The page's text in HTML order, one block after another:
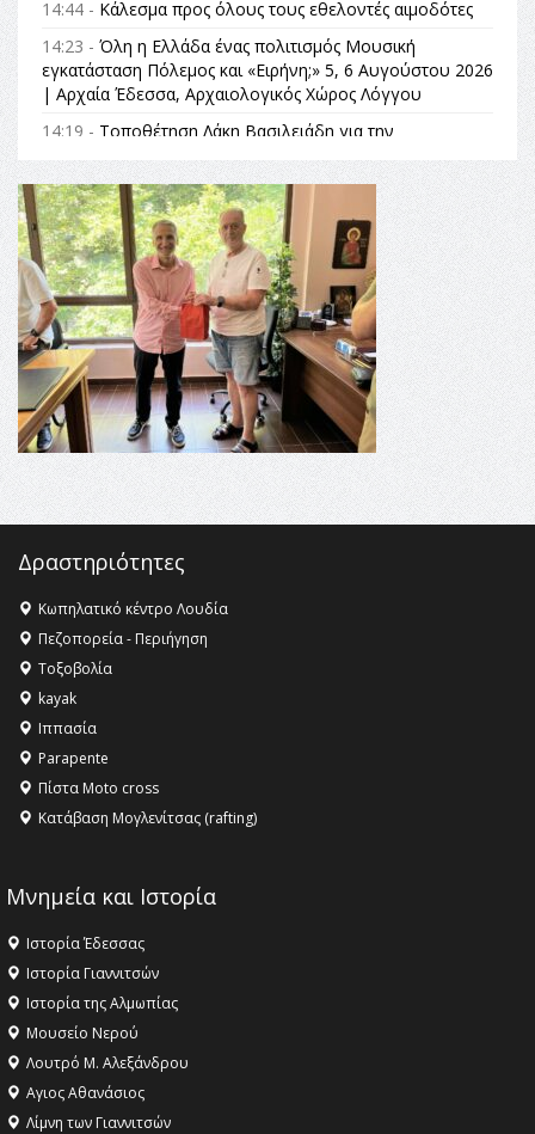
14:44 - Κάλεσμα προς όλους τους εθελοντές αιμοδότες
14:23 - Όλη η Ελλάδα ένας πολιτισμός Μουσική
εγκατάσταση Πόλεμος και «Ειρήνη;» 5, 6 Αυγούστου 2026
| Αρχαία Έδεσσα, Αρχαιολογικός Χώρος Λόγγου
14:19 - Τοποθέτηση Λάκη Βασιλειάδη για την
Αναθεώρηση του Συντάγματος: «Σε τέτοιες κορυφαίες
θεσμικές διαδικασίες υπάρχει μόνο η ευθύνη απέναντι
στις επόμενες γενιές»
16:35 -Το πρόγραμμα του ΠΑΟΚ στον δεύτερο γύρο του
Champions League!
16:27 -Όλυμπος: Εντάχθηκε στον Κατάλογο Παγκόσμιας
Κληρονομιάς της UNESCO – Ομόφωνη η απόφαση Ο
Όλυμπος αναγνωρίστηκε ως φυσικό και πολιτιστικό
αγαθό εξέχουσας οικουμενικής αξίας για την
ανθρωπότητα
16:18 -
ΕΝΟΡΙΑΚΕΣ ΚΑΛΟΚΑΙΡΙΝΕΣ ΔΡΑΣΕΙΣ ΓΙΑ ΠΑΙΔΙΑ
ΣΤΗΝ ΕΔΕΣΣΑ
Δραστηριότητες
Κωπηλατικό κέντρο Λουδία
Πεζοπορεία - Περιήγηση
Τοξοβολία
kayak
Ιππασία
Parapente
Πίστα Moto cross
Κατάβαση Μογλενίτσας (rafting)
Μνημεία και Ιστορία
Ιστορία Έδεσσας
Ιστορία Γιαννιτσών
Ιστορία της Αλμωπίας
Μουσείο Νερού
Λουτρό Μ. Αλεξάνδρου
Αγιος Αθανάσιος
Λίμνη των Γιαννιτσών